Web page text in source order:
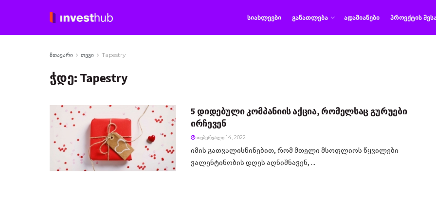
ᲡᲘᲐᲮᲚᲔᲔᲑᲘ ᲒᲐᲜᲐᲗᲚᲔᲑᲐ ᲐᲓᲐᲛᲘᲐᲜᲔᲑᲘ ᲞᲠᲝᲔᲥᲢᲘᲡ
მთავარი თეგი Tapestry
ჭდე: Tapestry
5 დიდებული კომპანიის აქცია, რომელსაც გურუები
ირჩევენ
ᲗᲔᲑᲔᲠᲕᲐᲚᲘ 14, 2022
იმის გათვალისწინებით, რომ მთელი მსოფლიოს წყვილები
ვალენტინობის დღეს აღნიშნავენ, ...